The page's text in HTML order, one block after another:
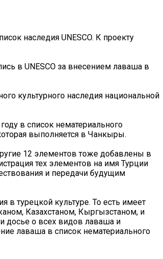
наследия UNESCO. К проекту
в UNESCO за внесением лаваша в
культурного наследия национальной
в список нематериального
выполняется в Чанкыры.
12 элементов тоже добавлены в
тех элементов на имя Турции
и передачи будущим
в турецкой культуре. То есть имеет
Казахстаном, Кыргызстаном, и
досье о всех видов лаваша и
лаваша в список нематериального